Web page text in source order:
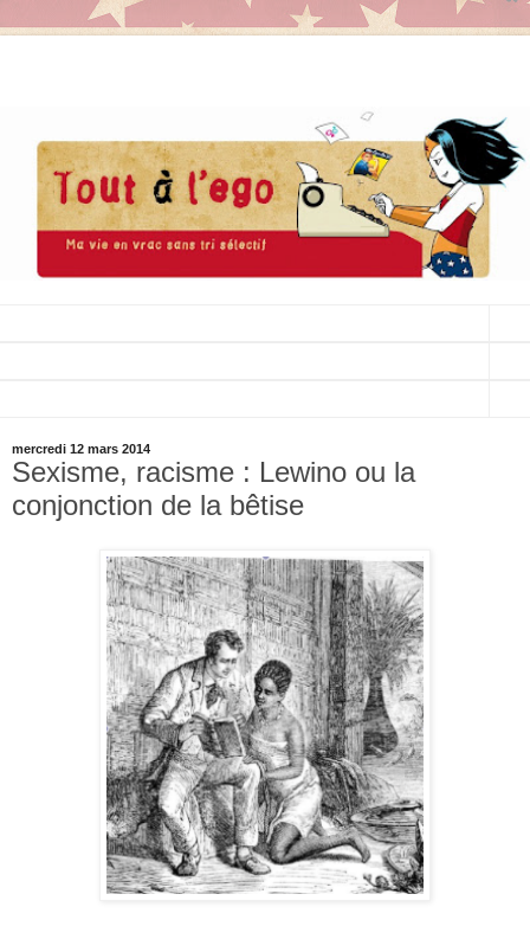
mercredi 12 mars 2014
Sexisme, racisme : Lewino ou la
conjonction de la bêtise